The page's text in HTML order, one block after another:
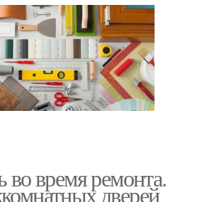
во время ремонта.
дверей